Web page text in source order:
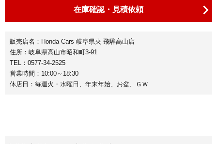
在庫確認・見積依頼
販売店名：Honda Cars 岐阜県央 飛騨高山店
住所：岐阜県高山市昭和町3-91
TEL：0577-34-2525
営業時間：10:00～18:30
休店日：毎週火・水曜日、年末年始、お盆、ＧＷ